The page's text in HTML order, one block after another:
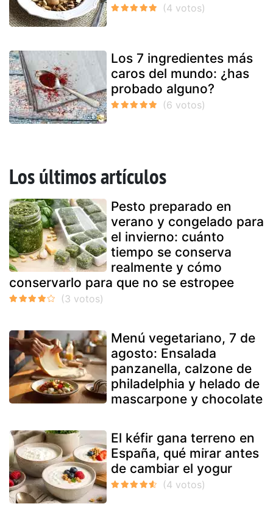
Los 7 ingredientes más
caros del mundo: ¿has
probado alguno?
Los últimos artículos
Pesto preparado en
verano y congelado para
el invierno: cuánto
tiempo se conserva
realmente y cómo
conservarlo para que no se estropee
Menú vegetariano, 7 de
agosto: Ensalada
panzanella, calzone de
philadelphia y helado de
mascarpone y chocolate
El kéfir gana terreno en
España, qué mirar antes
de cambiar el yogur